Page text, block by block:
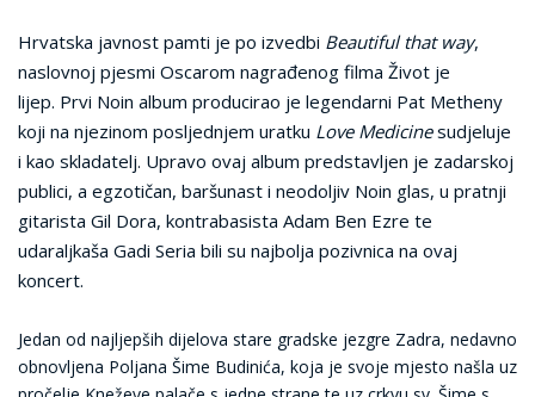
Hrvatska javnost pamti je po izvedbi Beautiful that way,
naslovnoj pjesmi Oscarom nagrađenog filma Život je
lijep. Prvi Noin album producirao je legendarni Pat Metheny
koji na njezinom posljednjem uratku Love Medicinesudjeluje
i kao skladatelj. Upravo ovaj album predstavljen je zadarskoj
publici, a egzotičan, baršunast i neodoljiv Noin glas, u pratnji
gitarista Gil Dora, kontrabasista Adam Ben Ezre te
udaraljkaša Gadi Seria bili su najbolja pozivnica na ovaj
koncert.
Jedan od najljepših dijelova stare gradske jezgre Zadra, nedavno
obnovljena Poljana Šime Budinića, koja je svoje mjesto našla uz